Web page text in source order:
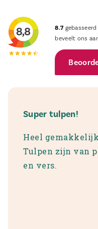
8.7
beveelt ons
Super tulpen!
Heel
Tulpen zijn van
en vers.